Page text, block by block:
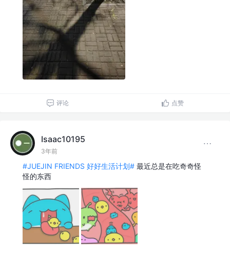
评论 点赞
Isaac10195
3年前
#JUEJIN FRIENDS 好好生活计划# 最近总是在吃奇奇怪
怪的东西